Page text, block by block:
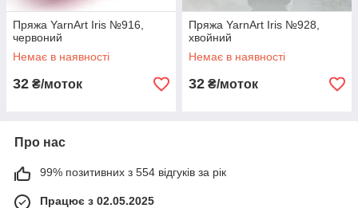
Пряжа YarnArt Iris №916,
червоний
Немає в наявності
32 ₴/моток
Пряжа YarnArt Iris №928,
хвойний
Немає в наявності
32 ₴/моток
Про нас
99% позитивних з 554 відгуків за рік
Працює з 02.05.2025